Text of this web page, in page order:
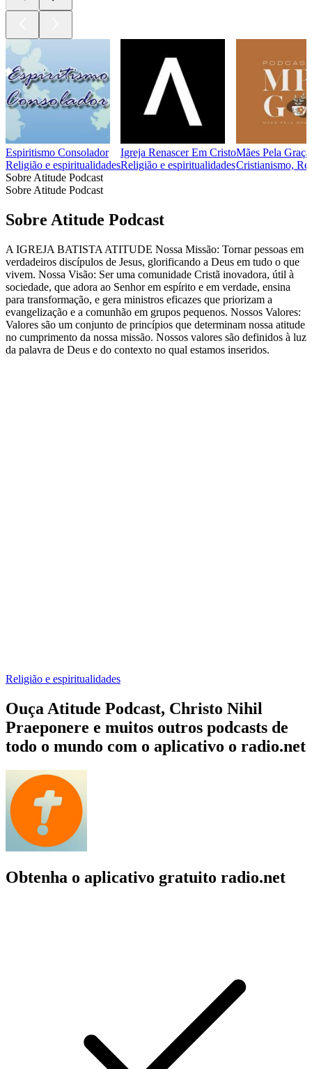
Espiritismo Consolador
Religião e espiritualidades
Igreja Renascer Em Cristo
Religião e espiritualidades
Mães Pela Graça
Cristianismo,
Sobre Atitude Podcast
Sobre Atitude Podcast
Sobre Atitude Podcast
A IGREJA BATISTA ATITUDE Nossa Missão: Tornar pessoas em
verdadeiros discípulos de Jesus, glorificando a Deus em tudo o que
vivem. Nossa Visão: Ser uma comunidade Cristã inovadora, útil à
sociedade, que adora ao Senhor em espírito e em verdade, ensina
para transformação, e gera ministros eficazes que priorizam a
evangelização e a comunhão em grupos pequenos. Nossos Valores:
Valores são um conjunto de princípios que determinam nossa atitude
no cumprimento da nossa missão. Nossos valores são definidos à luz
da palavra de Deus e do contexto no qual estamos inseridos.
Religião e espiritualidades
Ouça Atitude Podcast, Christo Nihil
Praeponere e muitos outros podcasts de
todo o mundo com o aplicativo o radio.net
Obtenha o aplicativo gratuito radio.net